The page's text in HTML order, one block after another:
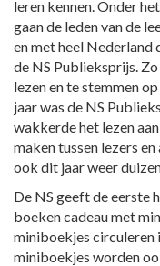
leren kennen. Onder
gaan de leden van de
en met heel Nederland
de NS Publieksprijs.
lezen en te stemmen
jaar was de NS
wakkerde het lezen
maken tussen lezers
ook dit jaar weer
De NS geeft de eerste
boeken cadeau met
miniboekjes circuleren
miniboekjes worden